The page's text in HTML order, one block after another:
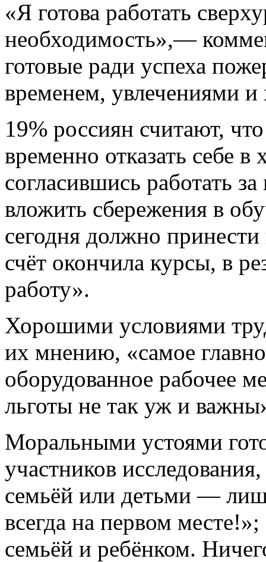
«Я готова работать
необходимость»,—
готовые ради успеха
временем, увлечениями и
19% россиян считают,
временно отказать себе в
согласившись работать
вложить сбережения в
сегодня должно
счёт окончила курсы, в
работу».
Хорошими условиями
их мнению, «самое
оборудованное рабочее
льготы не так уж и
Моральными устоями
участников
семьёй или детьми —
всегда на первом
семьёй и ребёнком.